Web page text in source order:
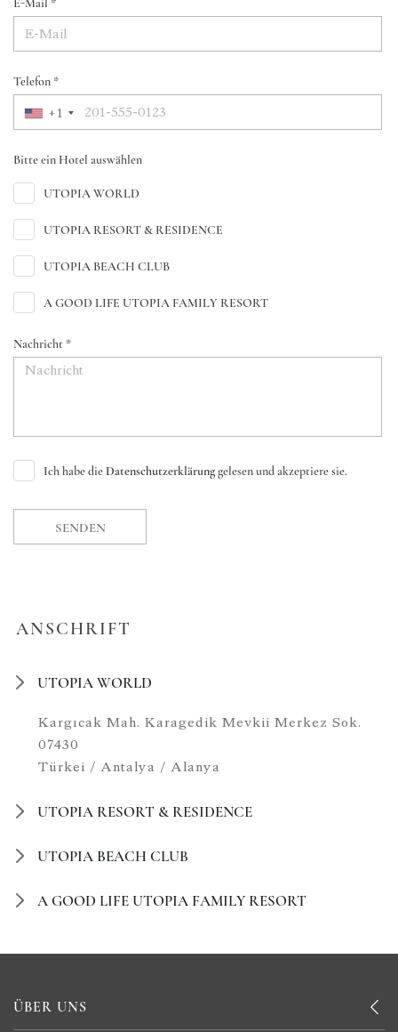
E-Mail *
Telefon *
+1
Bitte ein Hotel auswählen
UTOPIA WORLD
UTOPIA RESORT & RESIDENCE
UTOPIA BEACH CLUB
A GOOD LIFE UTOPIA FAMILY RESORT
Nachricht *
Ich habe die Datenschutzerklärunggelesen und akzeptiere sie.
SENDEN
ANSCHRIFT
UTOPIA WORLD
Kargıcak Mah. Karagedik Mevkii Merkez Sok.
07430
Türkei / Antalya / Alanya
UTOPIA RESORT & RESIDENCE
UTOPIA BEACH CLUB
A GOOD LIFE UTOPIA FAMILY RESORT
ÜBER UNS